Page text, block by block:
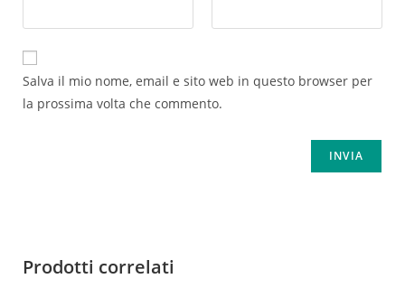
Salva il mio nome, email e sito web in questo browser per
la prossima volta che commento.
Prodotti correlati